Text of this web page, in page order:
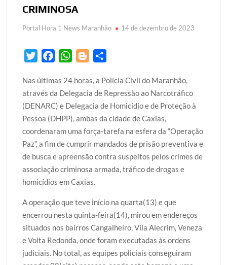
CRIMINOSA
Portal Hora 1 News Maranhão 14 de dezembro de 2023
i
t
t
e
r
c
e
b
o
o
k
W
a
t
s
A
p
p
o
g
g
e
r
a
r
e
Nas últimas 24 horas, a Polícia Civil do Maranhão,
através da Delegacia de Repressão ao Narcotráfico
(DENARC) e Delegacia de Homicídio e de Proteção à
Pessoa (DHPP), ambas da cidade de Caxias,
coordenaram uma força-tarefa na esfera da “Operação
Paz”, a fim de cumprir mandados de prisão preventiva e
de busca e apreensão contra suspeitos pelos crimes de
associação criminosa armada, tráfico de drogas e
homicídios em Caxias.
A operação que teve início na quarta(13) e que
encerrou nesta quinta-feira(14), mirou em endereços
situados nos bairros Cangalheiro, Vila Alecrim, Veneza
e Volta Redonda, onde foram executadas às ordens
judiciais. No total, as equipes policiais conseguiram